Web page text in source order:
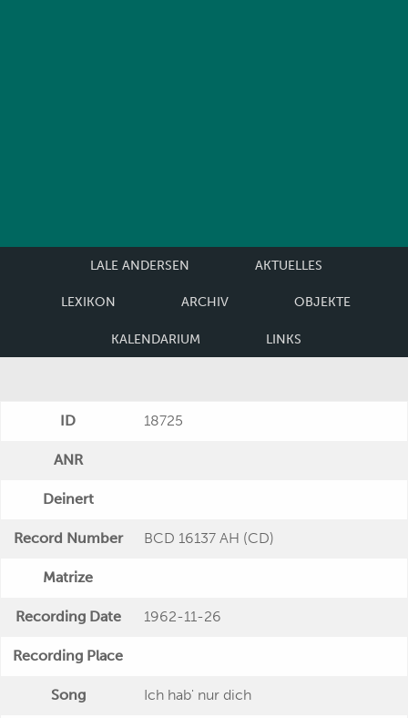
LALE ANDERSEN AKTUELLES
LEXIKON ARCHIV OBJEKTE
KALENDARIUM LINKS
ID 18725
ANR
Deinert
Record Number BCD 16137 AH (CD)
Matrize
Recording Date 1962-11-26
Recording Place
Song Ich hab' nur dich